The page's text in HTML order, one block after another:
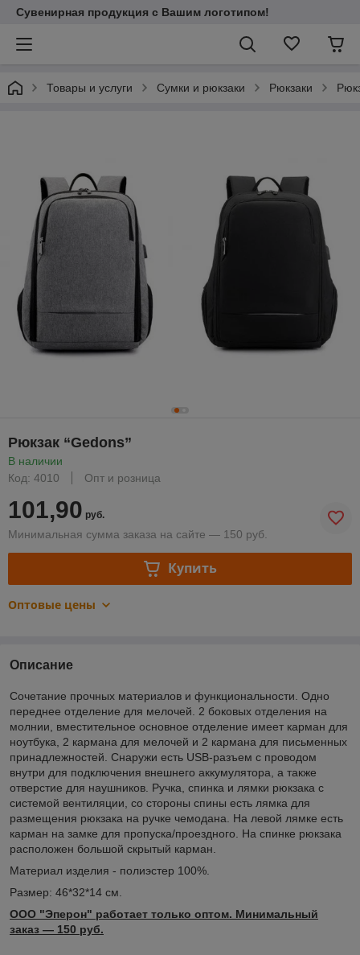
Сувенирная продукция с Вашим логотипом!
Товары и услуги Сумки и рюкзаки Рюкзаки
Рюкзак “Gedons”
В наличии
Код: 4010
Опт и розница
101,90 руб.
Минимальная сумма заказа на сайте — 150 руб.
Купить
Оптовые цены
Описание
Сочетание прочных материалов и функциональности. Одно
переднее отделение для мелочей. 2 боковых отделения на
молнии, вместительное основное отделение имеет карман для
ноутбука, 2 кармана для мелочей и 2 кармана для письменных
принадлежностей. Снаружи есть USB-разъем с проводом
внутри для подключения внешнего аккумулятора, а также
отверстие для наушников. Ручка, спинка и лямки рюкзака с
системой вентиляции, со стороны спины есть лямка для
размещения рюкзака на ручке чемодана. На левой лямке есть
карман на замке для пропуска/проездного. На спинке рюкзака
расположен большой скрытый карман.
Материал изделия - полиэстер 100%.
Размер: 46*32*14 см.
ООО "Эперон" работает только оптом. Минимальный
заказ ― 150 руб.